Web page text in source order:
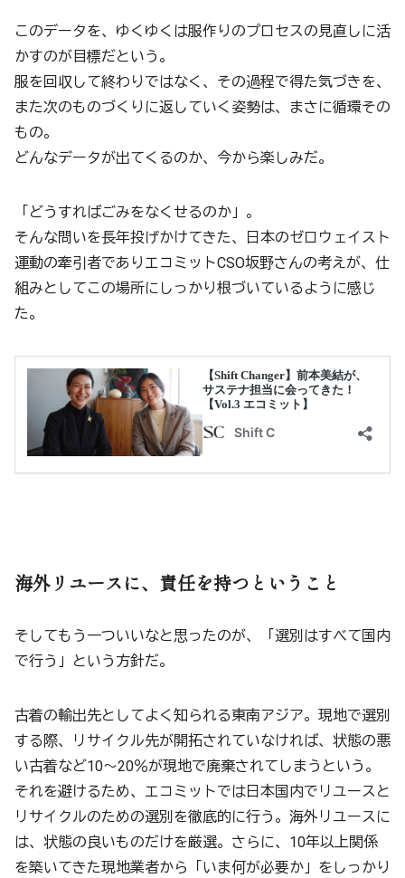
このデータを、ゆくゆくは服作りのプロセスの見直しに活
かすのが目標だという。
服を回収して終わりではなく、その過程で得た気づきを、
また次のものづくりに返していく姿勢は、まさに循環その
もの。
どんなデータが出てくるのか、今から楽しみだ。
「どうすればごみをなくせるのか」。
そんな問いを長年投げかけてきた、日本のゼロウェイスト
運動の牽引者でありエコミットCSO坂野さんの考えが、仕
組みとしてこの場所にしっかり根づいているように感じ
た。
海外リユースに、責任を持つということ
そしてもう一ついいなと思ったのが、「選別はすべて国内
で行う」という方針だ。
古着の輸出先としてよく知られる東南アジア。現地で選別
する際、リサイクル先が開拓されていなければ、状態の悪
い古着など10〜20％が現地で廃棄されてしまうという。
それを避けるため、エコミットでは日本国内でリユースと
リサイクルのための選別を徹底的に行う。海外リユースに
は、状態の良いものだけを厳選。さらに、10年以上関係
を築いてきた現地業者から「いま何が必要か」をしっかり